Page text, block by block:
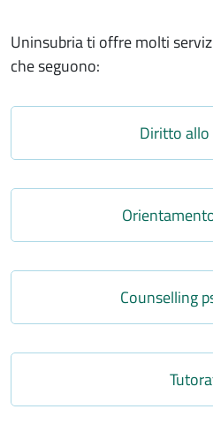
Uninsubria ti offre molti
che seguono:
Diritto
Counselling